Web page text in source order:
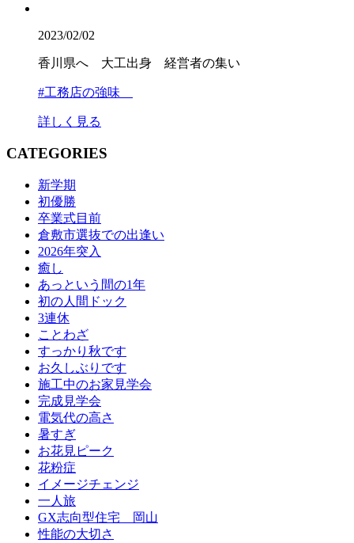
2023/02/02
香川県へ 大工出身 経営者の集い
#工務店の強味
詳しく見る
CATEGORIES
新学期
初優勝
卒業式目前
倉敷市選抜での出逢い
2026年突入
癒し
あっという間の1年
初の人間ドック
3連休
ことわざ
すっかり秋です
お久しぶりです
施工中のお家見学会
完成見学会
電気代の高さ
暑すぎ
お花見ピーク
花粉症
イメージチェンジ
一人旅
GX志向型住宅 岡山
性能の大切さ